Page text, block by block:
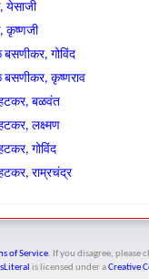
कृष्णजी
बसणीकर, गोविंद
बसणीकर, कृष्णराव
बळवंत
लक्ष्मण
गोविंद
राम्रचंद्र
of Service. If you disagree,
is licensed under aCreative